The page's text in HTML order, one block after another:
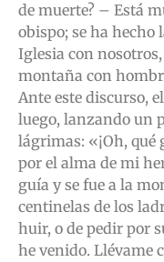
de muerte? – Está
obispo; se ha hecho
Iglesia con
montaña con
Ante este discurso,
luego, lanzando un
lágrimas: «¡Oh,
por el alma de mi
guía y se fue a la
centinelas de los
huir, o de pedir por
he venido. Llévame